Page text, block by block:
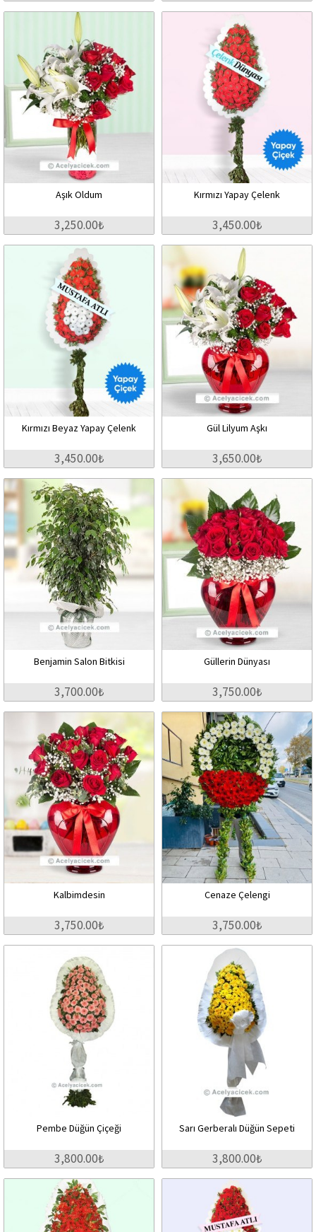
Aşık Oldum
3,250.00₺
Kırmızı Yapay Çelenk
3,450.00₺
Kırmızı Beyaz Yapay Çelenk
3,450.00₺
Gül Lilyum Aşkı
3,650.00₺
Benjamin Salon Bitkisi
3,700.00₺
Güllerin Dünyası
3,750.00₺
Kalbimdesin
3,750.00₺
Cenaze Çelengi
3,750.00₺
Pembe Düğün Çiçeği
3,800.00₺
Sarı Gerberalı Düğün Sepeti
3,800.00₺